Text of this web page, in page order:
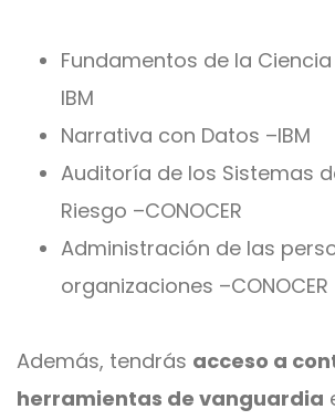
Fundamentos de la
IBM
Narrativa con Datos –IBM
Auditoría de los Sistemas
Riesgo –CONOCER
Administración de las
organizaciones –CONOCER
Además, tendrás acceso a
herramientas de vanguardia